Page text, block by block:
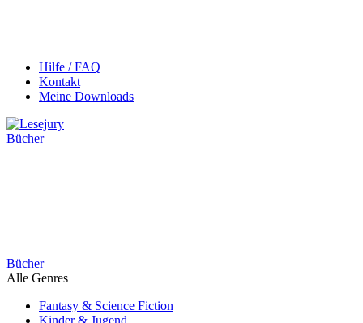
Hilfe / FAQ
Kontakt
Meine Downloads
Bücher
Bücher
Alle Genres
Fantasy & Science Fiction
Kinder & Jugend